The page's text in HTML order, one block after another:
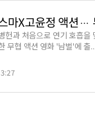
마X고윤정 액션…
헌과 처음으로 연기 호흡을
무협 액션 영화 '남벌'에 출...